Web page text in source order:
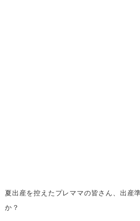
夏出産を控えたプレママの皆さん、出産
か？